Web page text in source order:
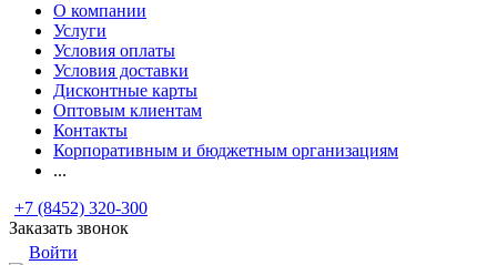
О компании
Услуги
Условия оплаты
Условия доставки
Дисконтные карты
Оптовым клиентам
Контакты
Корпоративным и бюджетным организациям
...
+7 (8452) 320-300
Заказать звонок
Войти